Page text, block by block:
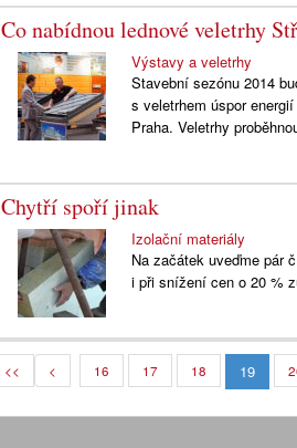
Co nabídnou lednové veletrhy
Výstavy a veletrhy
Stavební sezónu 2014
s veletrhem úspor
Praha. Veletrhy
Chytří spoří jinak
Izolační materiály
Na začátek uveďme pár
i při snížení cen o 20 %
<< < 16 17 18 19